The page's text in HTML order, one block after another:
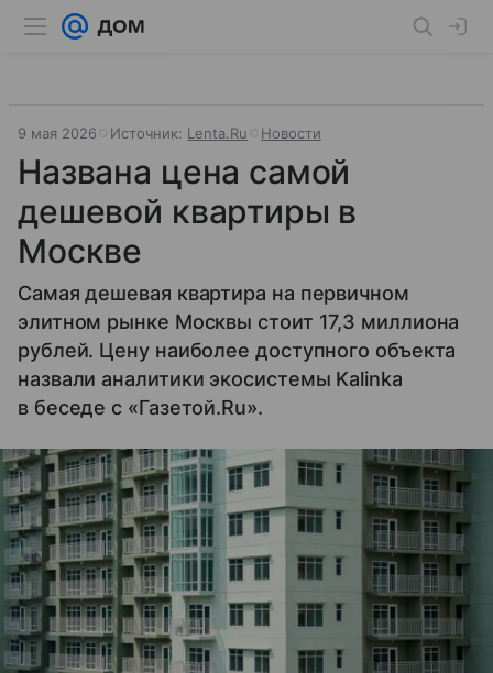
9 мая 2026 Источник: Lenta.Ru Новости
Названа цена самой
дешевой квартиры в
Москве
Самая дешевая квартира на первичном
элитном рынке Москвы стоит 17,3 миллиона
рублей. Цену наиболее доступного объекта
назвали аналитики экосистемы Kalinka
в беседе с «Газетой.Ru».